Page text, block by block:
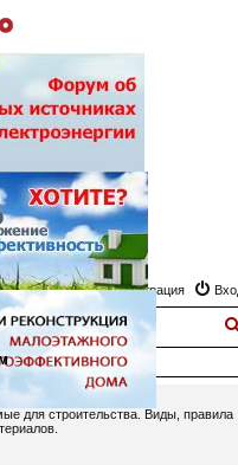
Регистрация
для строительства. Виды, правила